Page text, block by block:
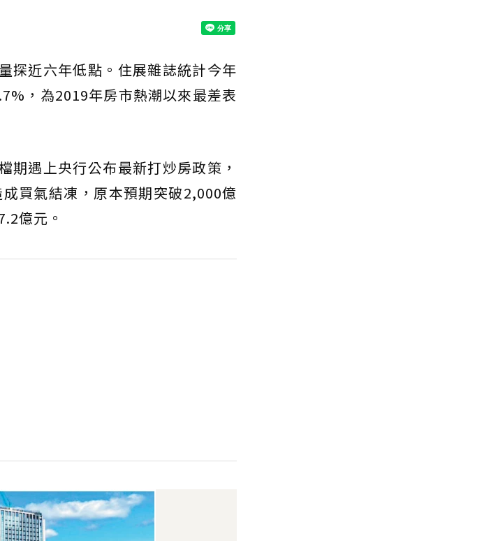
探近六年低點。住展雜誌統計今年
，為2019年房市熱潮以來最差表
期遇上央行公布最新打炒房政策，
買氣結凍，原本預期突破2,000億
億元。